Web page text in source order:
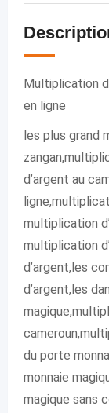
Multiplication
en ligne
les plus grand
d’argent au
multiplication
multiplication
d’argent,les
d’argent,les
du porte
monnaie
magique sans